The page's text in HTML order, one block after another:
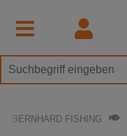
BERNHARD FISHING